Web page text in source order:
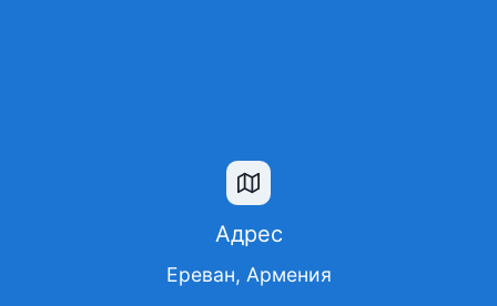
Адрес
Ереван, Армения